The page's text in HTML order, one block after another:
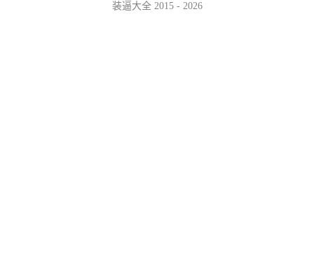
装逼大全 2015 - 2026